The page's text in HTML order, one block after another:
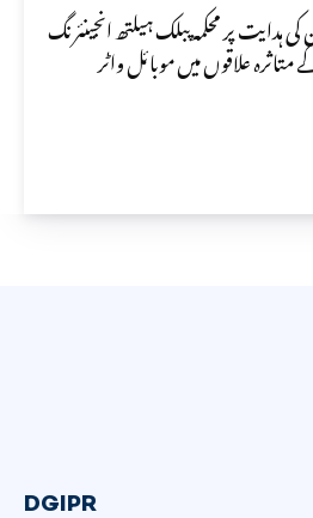
ہدایت پر محکمہ پبلک ہیلتھ انجینئرنگ
متاثرہ علاقوں میں موبائل واٹر
DGIPR